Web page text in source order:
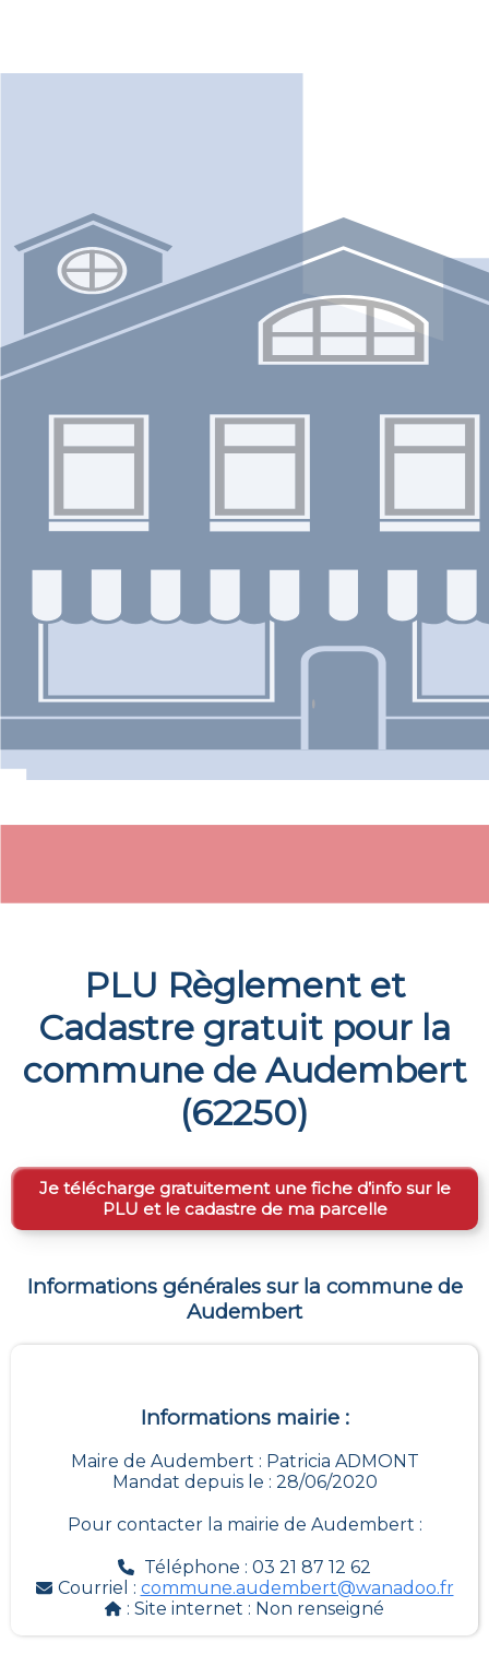
PLU Règlement et
Cadastre gratuit pour la
commune deAudembert
(62250)
Je télécharge gratuitement une fiche d’info sur le
PLU et le cadastre de ma parcelle
Informations générales sur la commune de
Audembert
Informations mairie :
Maire de Audembert : Patricia ADMONT
Mandat depuis le : 28/06/2020
Pour contacter la mairie de Audembert :
Téléphone : 03 21 87 12 62
Courriel : commune.audembert@wanadoo.fr
: Site internet : Non renseigné